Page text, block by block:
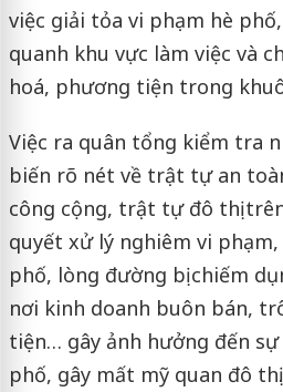
việc giải tỏa vi phạm hè
quanh khu vực làm việc và
hoá, phương tiện trong
Việc ra quân tổng kiểm tra
biến rõ nét về trật tự an
công cộng, trật tự đô thị
quyết xử lý nghiêm vi
phố, lòng đường bị chiếm
nơi kinh doanh buôn bán,
tiện… gây ảnh hưởng đến
phố, gây mất mỹ quan đô